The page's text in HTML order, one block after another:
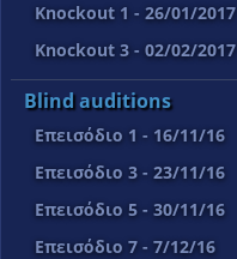
Knockout 1 - 26/01/2017
Knockout 3 - 02/02/2017
Blind auditions
Επεισόδιο 1 - 16/11/16
Επεισόδιο 3 - 23/11/16
Επεισόδιο 5 - 30/11/16
Επεισόδιο 7 - 7/12/16